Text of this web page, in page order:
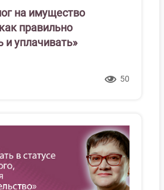
на имущество
правильно
и уплачивать»
50